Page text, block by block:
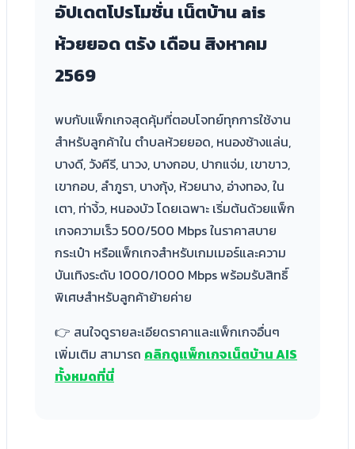
อัปเดตโปรโมชั่น เน็ตบ้าน ais
ห้วยยอด ตรัง เดือนสิงหาคม
2569
พบกับแพ็กเกจสุดคุ้มที่ตอบโจทย์ทุกการใช้งาน
สำหรับลูกค้าใน ตำบลห้วยยอด, หนองช้างแล่น,
บางดี, วังคีรี, นาวง, บางกอบ, ปากแจ่ม, เขาขาว,
เขากอบ, ลำภูรา, บางกุ้ง, ห้วยนาง, อ่างทอง, ใน
เตา, ท่างิ้ว, หนองบัว โดยเฉพาะ เริ่มต้นด้วยแพ็ก
เกจความเร็ว 500/500 Mbps ในราคาสบาย
กระเป๋า หรือแพ็กเกจสำหรับเกมเมอร์และความ
บันเทิงระดับ 1000/1000 Mbps พร้อมรับสิทธิ์
พิเศษสำหรับลูกค้าย้ายค่าย
👉 สนใจดูรายละเอียดราคาและแพ็กเกจอื่นๆ
เพิ่มเติม สามารถ คลิกดูแพ็กเกจเน็ตบ้าน AIS
ทั้งหมดที่นี่